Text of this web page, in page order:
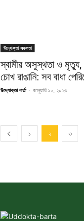
উদ্যোক্তা সফলতা
স্বামীর অসুস্থতা ও মৃত্যু,
চোখ রাঙানি: সব বাধা
উদ্যোক্তা বার্তা - জানুয়ারি ১০, ২০২৩
১ ২ ৩